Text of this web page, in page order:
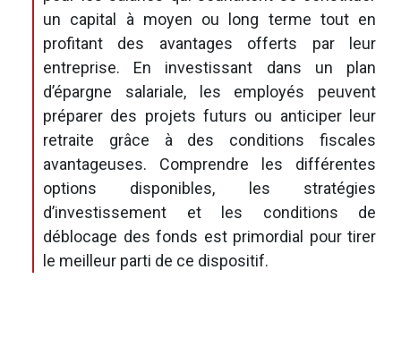
un capital à moyen ou long terme tout en
profitant des avantages offerts par leur
entreprise. En investissant dans un plan
d’épargne salariale, les employés peuvent
préparer des projets futurs ou anticiper leur
retraite grâce à des conditions fiscales
avantageuses. Comprendre les différentes
options disponibles, les stratégies
d’investissement et les conditions de
déblocage des fonds est primordial pour tirer
le meilleur parti de ce dispositif.